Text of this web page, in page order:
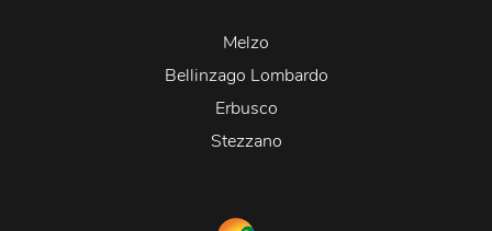
Melzo
Bellinzago Lombardo
Erbusco
Stezzano